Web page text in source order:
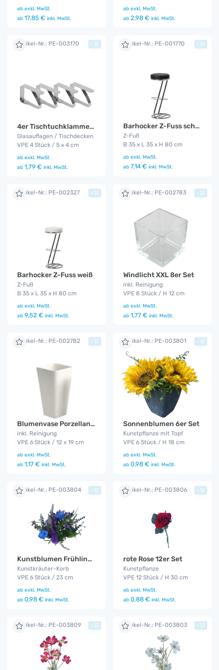
ab exkl. MwSt.
ab 17,85 € inkl. MwSt.
ab exkl. MwSt.
ab 2,98 € inkl. MwSt.
Artikel-Nr.: PE-003170
4er Tischtuchklammer Set
Glasauflagen / Tischdecken
VPE 4 Stück / 5 x 4 cm
ab exkl. MwSt.
ab 1,79 € inkl. MwSt.
+ Artikel-Nr.: PE-001770
Barhocker Z-Fuss schwarz
Z-Fuß
B 35 x L 35 x H 80 cm
ab exkl. MwSt.
ab 7,14 € inkl. MwSt.
+
Artikel-Nr.: PE-002327
Barhocker Z-Fuss weiß
Z-Fuß
B 35 x L 35 x H 80 cm
ab exkl. MwSt.
ab 9,52 € inkl. MwSt.
+ Artikel-Nr.: PE-002783
Windlicht XXL 8er Set
inkl. Reinigung
VPE 8 Stück / H 12 cm
ab exkl. MwSt.
ab 1,77 € inkl. MwSt.
+
Artikel-Nr.: PE-002782
Blumenvase Porzellan 6er Set
inkl. Reinigung
VPE 6 Stück / 12 x 19 cm
ab exkl. MwSt.
ab 1,17 € inkl. MwSt.
+ Artikel-Nr.: PE-003801
Sonnenblumen 6er Set
Kunstpflanze mit Topf
VPE 6 Stück / H 18 cm
ab exkl. MwSt.
ab 0,98 € inkl. MwSt.
+
Artikel-Nr.: PE-003804
Kunstblumen Frühling / 6er Set
Kunstkräuter-Korb
VPE 6 Stück / 23 cm
ab exkl. MwSt.
ab 0,98 € inkl. MwSt.
+ Artikel-Nr.: PE-003806
rote Rose 12er Set
Kunstpflanze
VPE 12 Stück / H 30 cm
ab exkl. MwSt.
ab 0,88 € inkl. MwSt.
+
Artikel-Nr.: PE-003809 + Artikel-Nr.: PE-003803 +